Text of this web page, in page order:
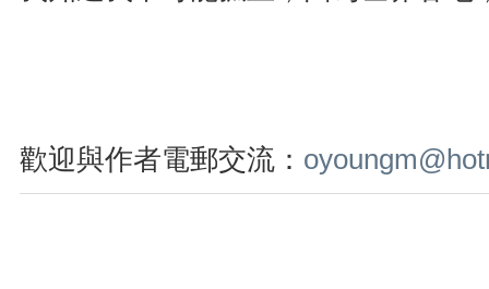
歡迎與作者電郵交流：